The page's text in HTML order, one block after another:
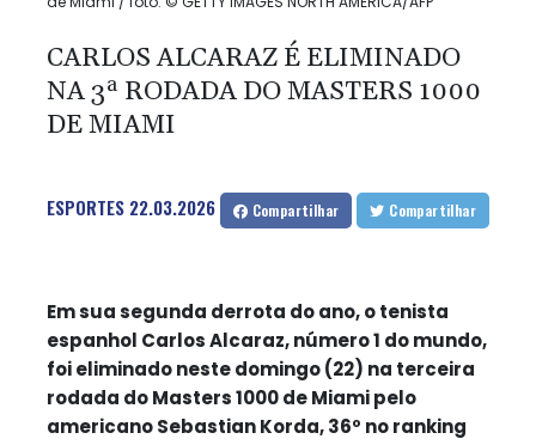
CARLOS ALCARAZ É ELIMINADO
NA 3ª RODADA DO MASTERS 1000
DE MIAMI
ESPORTES 22.03.2026 Compartilhar Compartilhar
Em sua segunda derrota do ano, o tenista
espanhol Carlos Alcaraz, número 1 do mundo,
foi eliminado neste domingo (22) na terceira
rodada do Masters 1000 de Miami pelo
americano Sebastian Korda, 36º no ranking